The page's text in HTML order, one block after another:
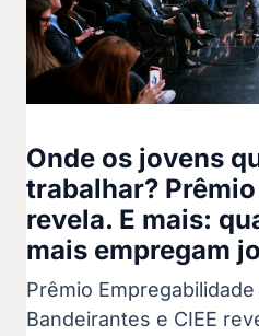
Onde os jovens
trabalhar? Prêmio
revela. E mais:
mais empregam
Prêmio
Bandeirantes e CIEE